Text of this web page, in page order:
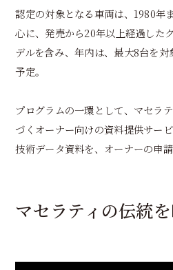
認定の対象となる車両は、1980年
心に、発売から20年以上経過した
デルを含み、年内は、最大8台を
予定。
プログラムの一環として、マセラ
づくオーナー向けの資料提供サー
技術データ資料を、オーナーの申
マセラティの伝統